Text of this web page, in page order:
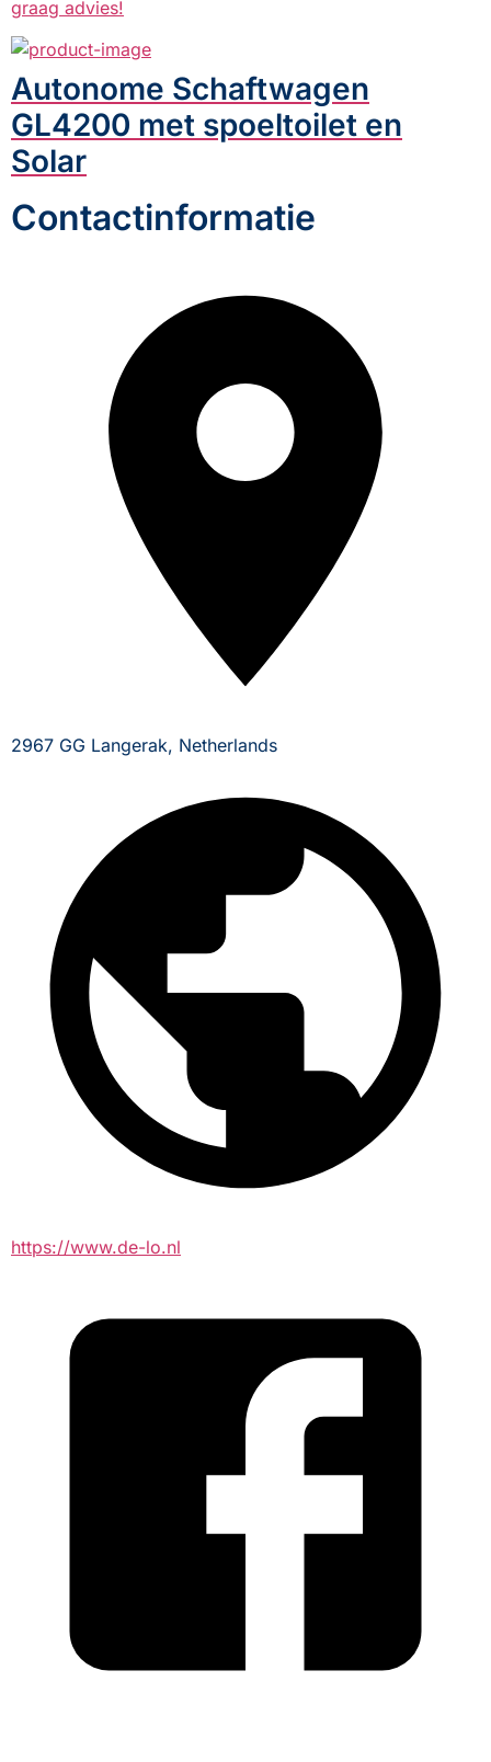
graag advies!
Autonome Schaftwagen
GL4200 met spoeltoilet en
Solar
Contactinformatie
2967 GG Langerak, Netherlands
https://www.de-lo.nl